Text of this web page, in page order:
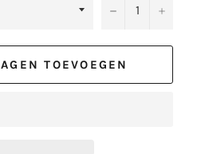
− +
TOEVOEGEN